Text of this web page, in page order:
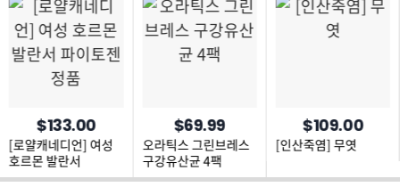
$133.00
[로얄캐네디언] 여성
호르몬 발란서
파이토젠 정품
$69.99
오라틱스 그린브레스
구강유산균 4팩
$109.00
[인산죽염] 무엿